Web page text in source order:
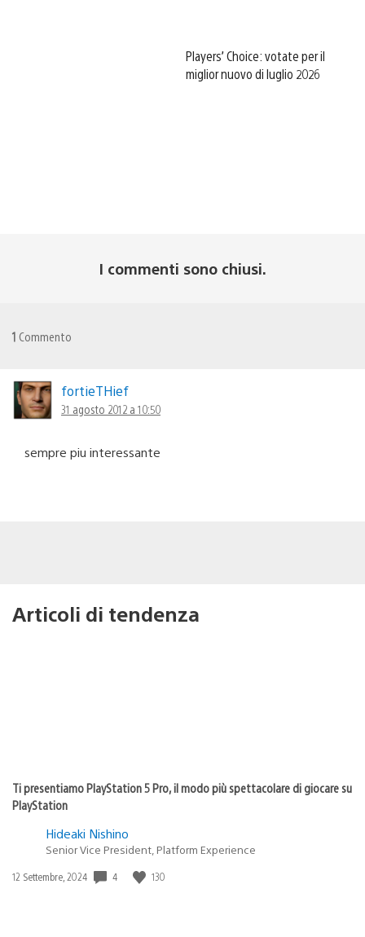
Players’ Choice: votate per il
miglior nuovo di luglio 2026
I commenti sono chiusi.
1 Commento
fortieTHief
31 agosto 2012 a 10:50
sempre piu interessante
Articoli di tendenza
Ti presentiamo PlayStation 5 Pro, il modo più spettacolare di giocare su
PlayStation
Hideaki Nishino
Senior Vice President, Platform Experience
Data
12 Settembre, 2024 4 130